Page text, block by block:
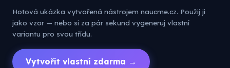
Hotová ukázka vytvořená nástrojem naucme.cz. Použij ji
jako vzor — nebo si za pár sekund vygeneruj vlastní
variantu pro svou třídu.
Vytvořit vlastní zdarma →